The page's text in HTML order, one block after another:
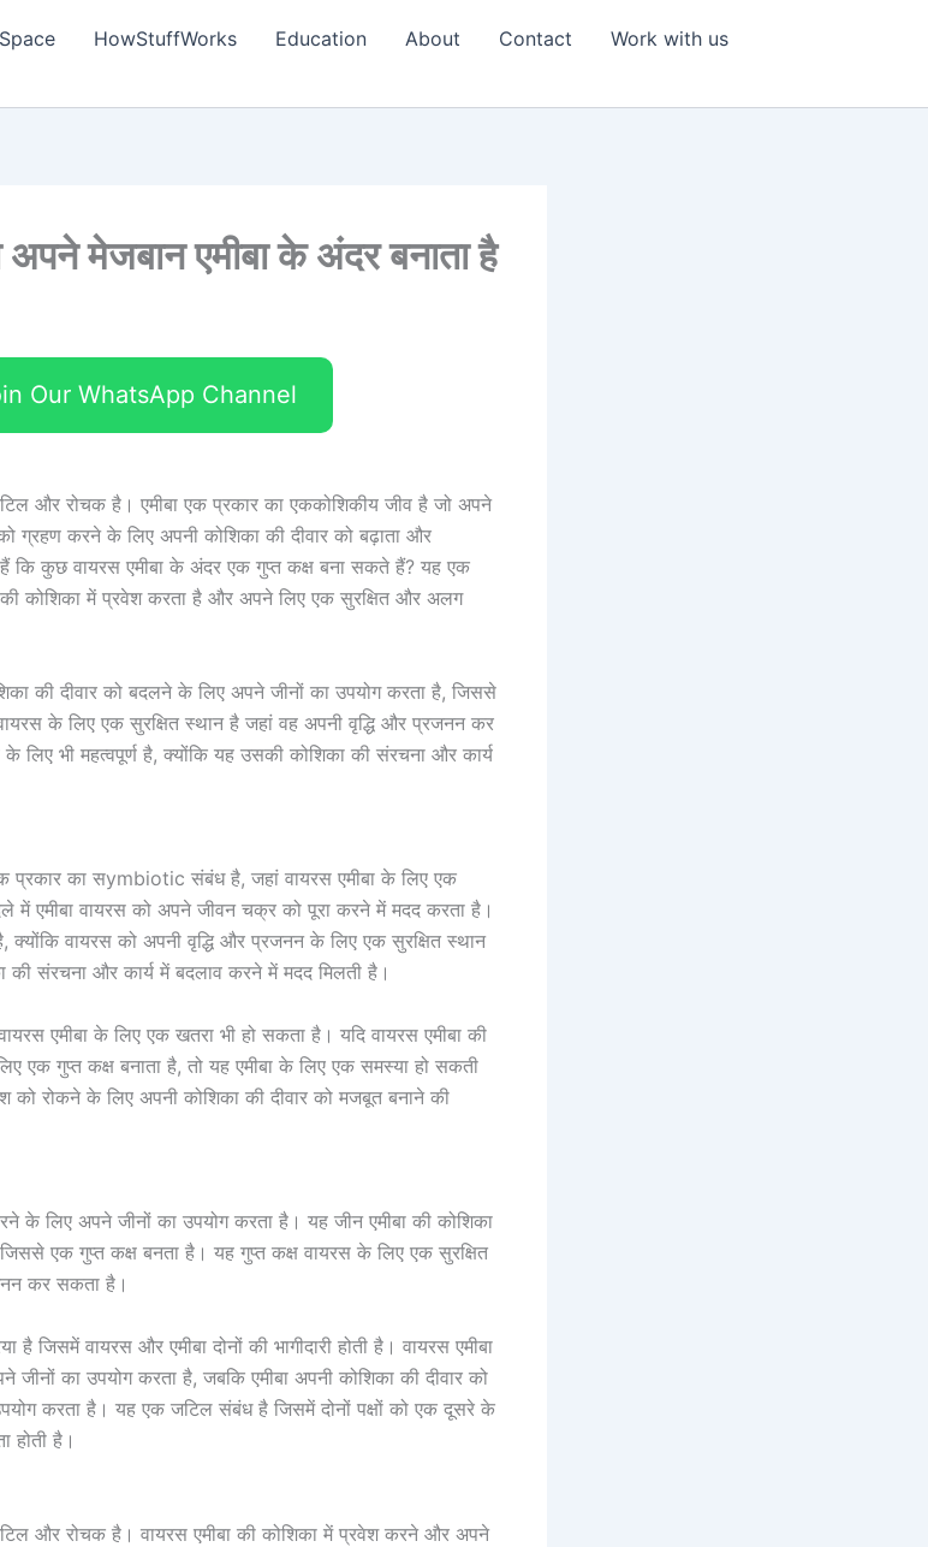
Space HowStuffWorks Education About Contact
Work with us
अपने मेजबान एमीबा के अंदर बनाता है
Our WhatsApp Channel
और रोचक है। एमीबा एक प्रकार का एककोशिकीय जीव है जो अपने
ग्रहण करने के लिए अपनी कोशिका की दीवार को बढ़ाता और
कि कुछ वायरस एमीबा के अंदर एक गुप्त कक्ष बना सकते हैं? यह एक
की कोशिका में प्रवेश करता है और अपने लिए एक सुरक्षित और अलग
की दीवार को बदलने के लिए अपने जीनों का उपयोग करता है, जिससे
के लिए एक सुरक्षित स्थान है जहां वह अपनी वृद्धि और प्रजनन कर
लिए भी महत्वपूर्ण है, क्योंकि यह उसकी कोशिका की संरचना और कार्य
प्रकार का सymbiotic संबंध है, जहां वायरस एमीबा के लिए एक
में एमीबा वायरस को अपने जीवन चक्र को पूरा करने में मदद करता है।
क्योंकि वायरस को अपनी वृद्धि और प्रजनन के लिए एक सुरक्षित स्थान
की संरचना और कार्य में बदलाव करने में मदद मिलती है।
एमीबा के लिए एक खतरा भी हो सकता है। यदि वायरस एमीबा की
एक गुप्त कक्ष बनाता है, तो यह एमीबा के लिए एक समस्या हो सकती
को रोकने के लिए अपनी कोशिका की दीवार को मजबूत बनाने की
के लिए अपने जीनों का उपयोग करता है। यह जीन एमीबा की कोशिका
एक गुप्त कक्ष बनता है। यह गुप्त कक्ष वायरस के लिए एक सुरक्षित
कर सकता है।
है जिसमें वायरस और एमीबा दोनों की भागीदारी होती है। वायरस एमीबा
का उपयोग करता है, जबकि एमीबा अपनी कोशिका की दीवार को
करता है। यह एक जटिल संबंध है जिसमें दोनों पक्षों को एक दूसरे के
है।
और रोचक है। वायरस एमीबा की कोशिका में प्रवेश करने और अपने